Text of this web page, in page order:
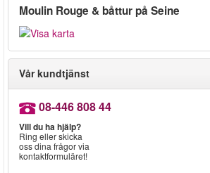
Moulin Rouge & båttur på Seine
Vår kundtjänst
08-446 808 44
Vill du ha hjälp?
Ring eller skicka
oss dina frågor via
kontaktformuläret!